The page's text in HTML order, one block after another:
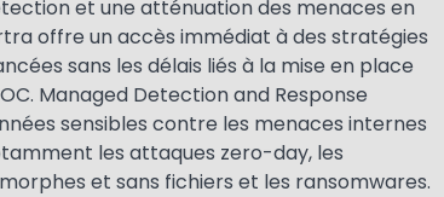
et une atténuation des menaces en
offre un accès immédiat à des stratégies
sans les délais liés à la mise en place
Managed Detection and Response
sensibles contre les menaces internes
les attaques zero-day, les
et sans fichiers et les ransomwares.